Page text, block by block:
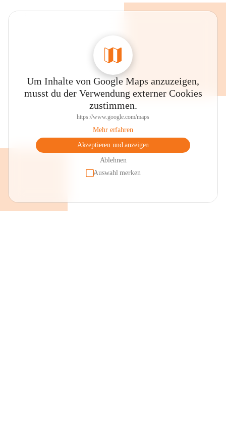
Um Inhalte von Google Maps anzuzeigen,
musst du der Verwendung externer Cookies
zustimmen.
https://www.google.com/maps
Mehr erfahren
Akzeptieren und anzeigen
Ablehnen
Auswahl merken